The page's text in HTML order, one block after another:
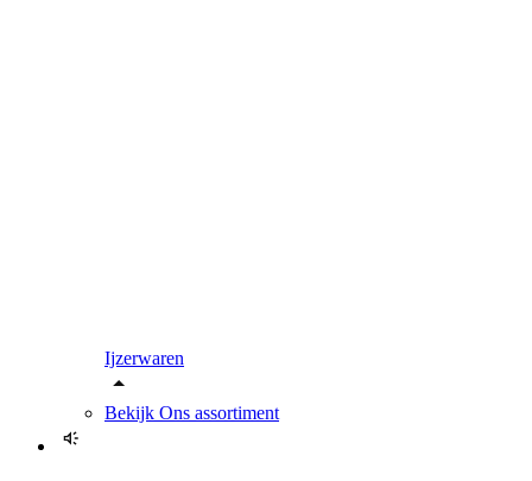
Ijzerwaren
Bekijk Ons assortiment